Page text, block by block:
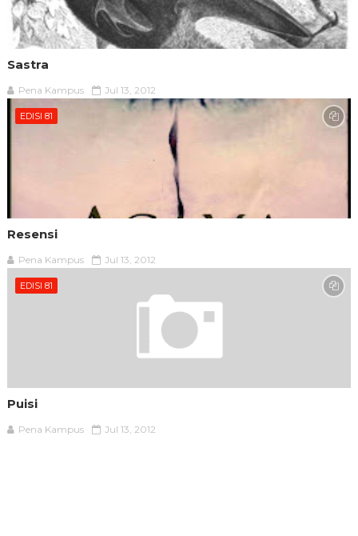
Sastra
Pena Kampus Jul 13, 2012
EDISI 81
Resensi
Pena Kampus Jul 13, 2012
EDISI 81
Puisi
Pena Kampus Jul 13, 2012